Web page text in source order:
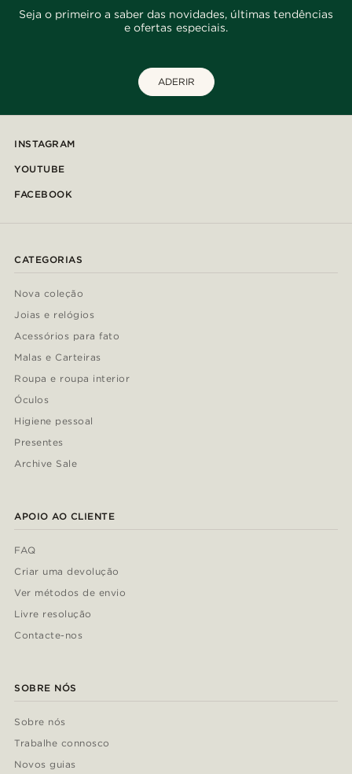
Seja o primeiro a saber das novidades, últimas tendências
e ofertas especiais.
ADERIR
INSTAGRAM
YOUTUBE
FACEBOOK
CATEGORIAS
Nova coleção
Joias e relógios
Acessórios para fato
Malas e Carteiras
Roupa e roupa interior
Óculos
Higiene pessoal
Presentes
Archive Sale
APOIO AO CLIENTE
FAQ
Criar uma devolução
Ver métodos de envio
Livre resolução
Contacte-nos
SOBRE NÓS
Sobre nós
Trabalhe connosco
Novos guias